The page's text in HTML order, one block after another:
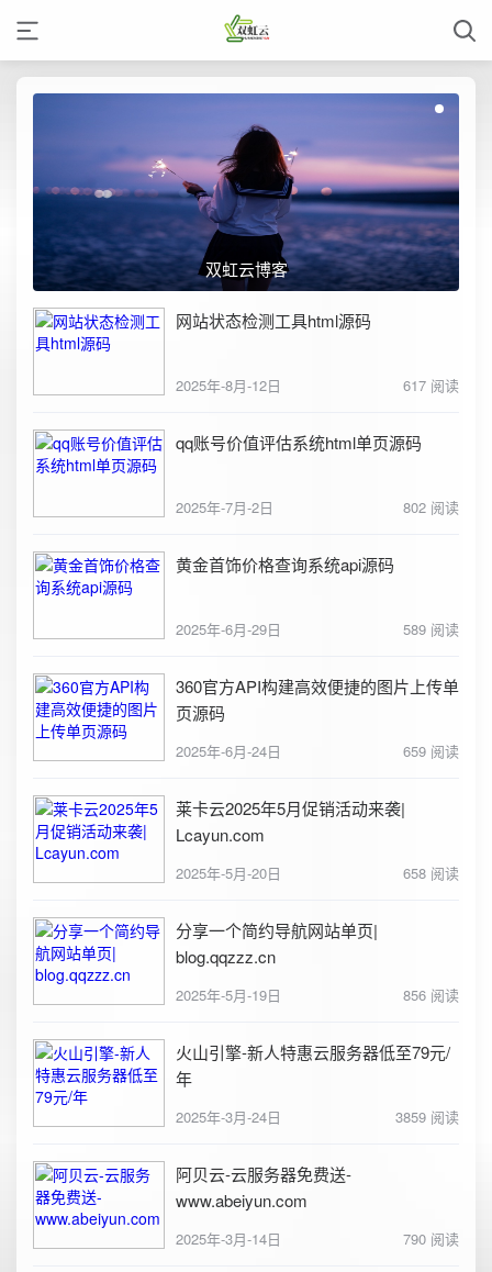
双虹云博客
网站状态检测工具html源码
2025年-8月-12日 617 阅读
qq账号价值评估系统html单页源码
2025年-7月-2日 802 阅读
黄金首饰价格查询系统api源码
2025年-6月-29日 589 阅读
360官方API构建高效便捷的图片上传单
页源码
2025年-6月-24日 659 阅读
莱卡云2025年5月促销活动来袭|
Lcayun.com
2025年-5月-20日 658 阅读
分享一个简约导航网站单页|
blog.qqzzz.cn
2025年-5月-19日 856 阅读
火山引擎-新人特惠云服务器低至79元/
年
2025年-3月-24日 3859 阅读
阿贝云-云服务器免费送-
www.abeiyun.com
2025年-3月-14日 790 阅读